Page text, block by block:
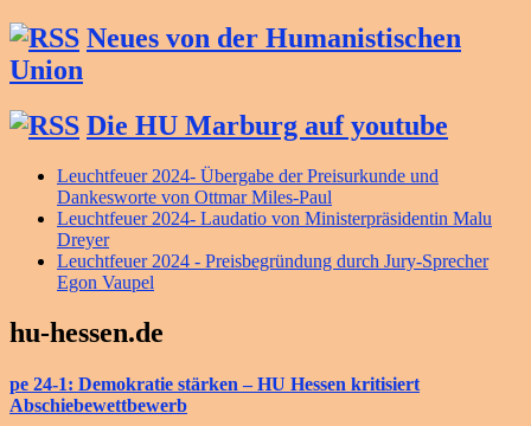
Neues von der Humanistischen
Union
Die HU Marburg auf youtube
Leuchtfeuer 2024- Übergabe der Preisurkunde und
Dankesworte von Ottmar Miles-Paul
Leuchtfeuer 2024- Laudatio von Ministerpräsidentin Malu
Dreyer
Leuchtfeuer 2024 - Preisbegründung durch Jury-Sprecher
Egon Vaupel
hu-hessen.de
pe 24-1: Demokratie stärken – HU Hessen kritisiert
Abschiebewettbewerb